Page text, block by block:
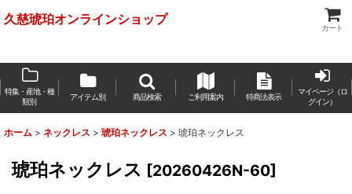
久慈琥珀オンラインショップ
カート
特集・産地・種
類別
アイテム別 商品検索 ご利用案内 特商法表示
マイページ（ロ
グイン）
ホーム > ネックレス > 琥珀ネックレス > 琥珀ネックレス
琥珀ネックレス [20260426N-60]